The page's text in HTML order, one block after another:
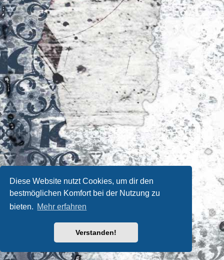
Diese Website nutzt Cookies, um dir den
bestmöglichen Komfort bei der Nutzung zu
bieten. Mehr erfahren
Verstanden!